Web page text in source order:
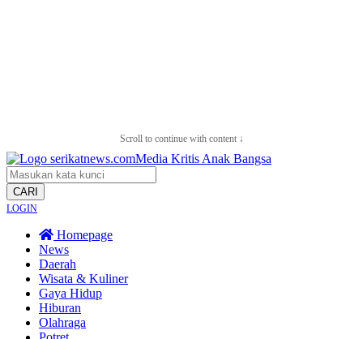
Scroll to continue with content ↓
CARI
LOGIN
Homepage
News
Daerah
Wisata & Kuliner
Gaya Hidup
Hiburan
Olahraga